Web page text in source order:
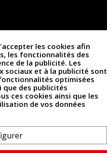
les cookies afin
les fonctionnalités des
de la publicité. Les
sociaux et à la publicité sont
optimisées
que des publicités
ces cookies ainsi que les
de vos données